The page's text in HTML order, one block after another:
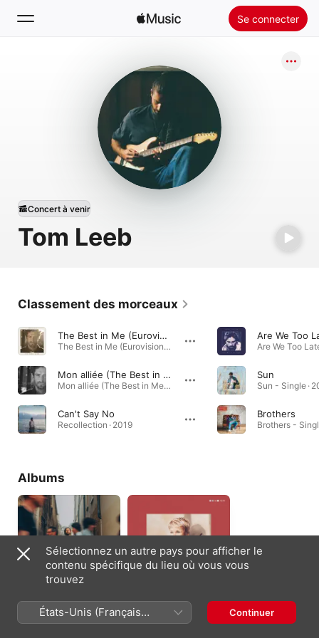
Se connecter
Nouveautés
Installer Apple Music
Tom Leeb
Concert à venir
Classement des morceaux
The Best in Me (Eurovision France 2020)
The Best in Me (Eurovision France 2020) - Single · 2020
Mon alliée (The Best in Me)
Mon alliée (The Best in Me) - Single · 2020
Can't Say No
Recollection · 2019
Are We Too
Sun
Sun - Single ·
Brothers
Brothers -
Albums
Bedrock
Silver Lining
2020
Sélectionnez un autre pays pour afficher le
contenu spécifique du lieu où vous vous
trouvez
États-Unis (Français
France)
Continuer